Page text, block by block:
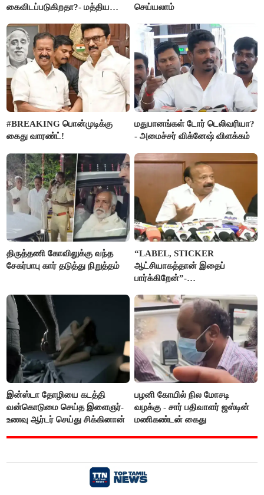
கைவிடப்படுகிறதா?- மத்திய
செய்யலாம்
#BREAKING பொன்முடிக்கு
கைது வாரண்ட்!
மதுபானங்கள் டோர் டெலிவரியா?
- அமைச்சர் விக்னேஷ் விளக்கம்
திருத்தணி கோவிலுக்கு வந்த
சேகர்பாபு கார் தடுத்து நிறுத்தம்
“LABEL, STICKER
ஆட்சியாகத்தான் இதைப்
பார்க்கிறேன்”-
இன்ஸ்டா தோழியை கடத்தி
வன்கொடுமை செய்த இளைஞர்-
உணவு ஆர்டர் செய்து சிக்கினான்
பழனி கோயில் நில மோசடி
வழக்கு - சார் பதிவாளர் ஜஸ்டின்
மணிகண்டன் கைது